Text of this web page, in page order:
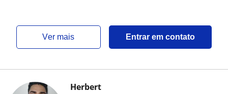
ver mais Entrar em contato
Herbert